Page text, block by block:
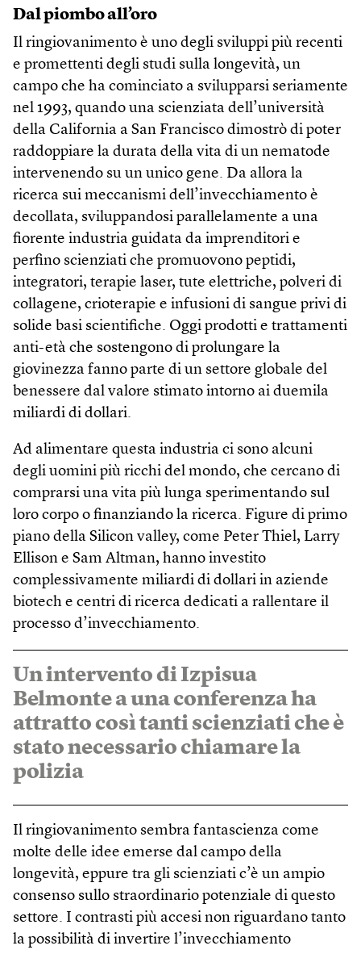
Dal piombo all’oro
Il ringiovanimento è uno degli sviluppi più recenti
e promettenti degli studi sulla longevità, un
campo che ha cominciato a svilupparsi seriamente
nel 1993, quando una scienziata dell’università
della California a San Francisco dimostrò di poter
raddoppiare la durata della vita di un nematode
intervenendo su un unico gene. Da allora la
ricerca sui meccanismi dell’invecchiamento è
decollata, sviluppandosi parallelamente a una
fiorente industria guidata da imprenditori e
perfino scienziati che promuovono peptidi,
integratori, terapie laser, tute elettriche, polveri di
collagene, crioterapie e infusioni di sangue privi di
solide basi scientifiche. Oggi prodotti e trattamenti
anti-età che sostengono di prolungare la
giovinezza fanno parte di un settore globale del
benessere dal valore stimato intorno ai duemila
miliardi di dollari.
Ad alimentare questa industria ci sono alcuni
degli uomini più ricchi del mondo, che cercano di
comprarsi una vita più lunga sperimentando sul
loro corpo o finanziando la ricerca. Figure di primo
piano della Silicon valley, come Peter Thiel, Larry
Ellison e Sam Altman, hanno investito
complessivamente miliardi di dollari in aziende
biotech e centri di ricerca dedicati a rallentare il
processo d’invecchiamento.
Un intervento di Izpisua
Belmonte a una conferenza ha
attratto così tanti scienziati che è
stato necessario chiamare la
polizia
Il ringiovanimento sembra fantascienza come
molte delle idee emerse dal campo della
longevità, eppure tra gli scienziati c’è un ampio
consenso sullo straordinario potenziale di questo
settore. I contrasti più accesi non riguardano tanto
la possibilità di invertire l’invecchiamento